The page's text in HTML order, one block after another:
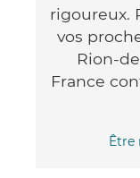
rigoureux.
vos
Rion-
France
Être